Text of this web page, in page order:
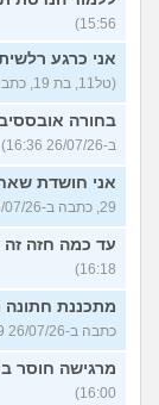
15:56)
אני כרגע
(טל11, בת 19, כתבה ב-26/07/26 16:47)
בחורה
ב-26/07/26 16:36)
אני חושדת
29, כתבה ב-26/07/26 16:27)
עד כמה חזה
16:18)
מתכננת
כתבה ב-26/07/26 16:09)
מרגישה חוסר
16:00)